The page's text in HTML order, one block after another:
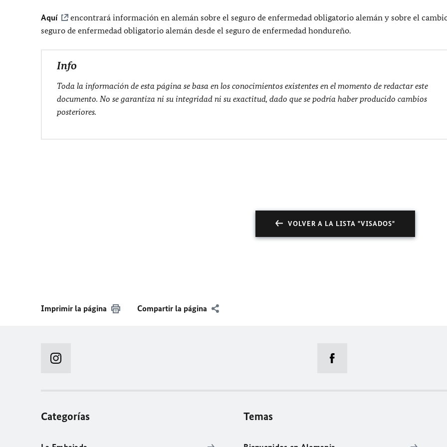
Aquí
encontrará información en alemán sobre el seguro de enfermedad obligatorio alemán y sobre el
seguro de enfermedad obligatorio alemán desde el seguro de enfermedad hondureño.
Info
Toda la información de esta página se basa en los conocimientos existentes en el momento de redactar este
documento. No se garantiza ni su integridad ni su exactitud, dado que se podría haber producido cambios
posteriores.
VOLVER A LA LISTA "VISADOS"
Imprimir la página Compartir la página
Categorías Temas